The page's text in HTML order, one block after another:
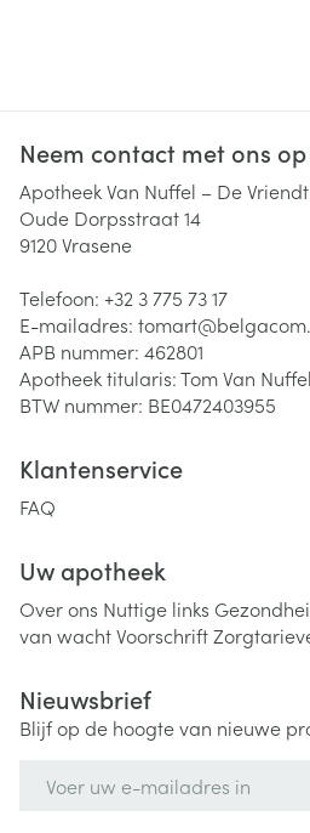
Neem contact met ons op
Apotheek Van Nuffel – De
Oude Dorpsstraat 14
9120Vrasene
Telefoon: +32 3 775 73 17
E-mailadres: tomart@
APB nummer: 462801
Apotheek titularis:Tom Van Nuffel
BTW nummer: BE0472403955
Klantenservice
FAQ
Uw apotheek
Over ons Nuttige links
van wachtVoorschrift
Nieuwsbrief
Blijf op de hoogte van nieuwe